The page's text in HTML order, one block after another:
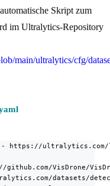
Skript zum
im Ultralytics-Repository
main/ultralytics/cfg/
- https://ultralytics.com/
github.com/VisDrone/
datasets/